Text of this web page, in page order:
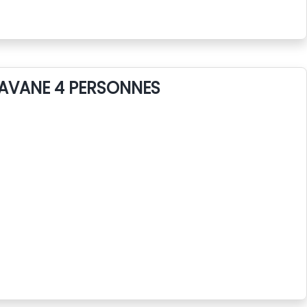
4 PERSONNES